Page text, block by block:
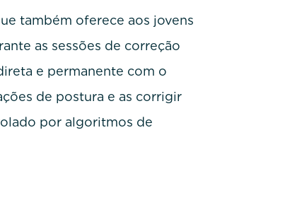
também oferece aos jovens
as sessões de correção
e permanente com o
de postura e as corrigir
por algoritmos de